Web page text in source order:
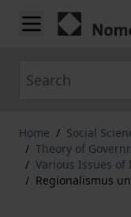
Skip to Content
Home / Social
/ Theory of
/ Various Issues
/ Regionalismus